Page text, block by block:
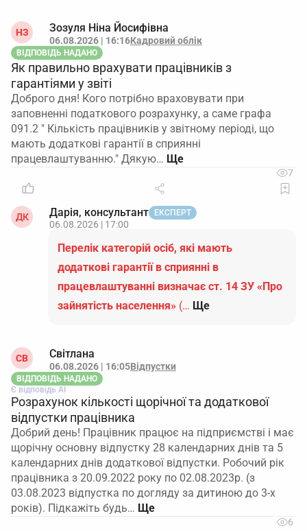
НЗ Зозуля Ніна Йосифівна
06.08.2026 | 16:16Кадровий облік
ВІДПОВІДЬ НАДАНО
Як правильно врахувати працівників з
гарантіями у звіті
Доброго дня! Кого потрібно враховувати при
заповненні податкового розрахунку, а саме графа
091.2 " Кількість працівників у звітному періоді, що
мають додаткові гарантії в сприянні
працевлаштуванню." Дякую…
7
ДК Дарія, консультант ЕКСПЕРТ
06.08.2026 | 17:00
Перелік категорій осіб, які мають
додаткові гарантії в сприянні в
працевлаштуванні визначає ст. 14 ЗУ «Про
зайнятість населення» (… Ще
СВ Світлана
06.08.2026 | 16:05Відпустки
ВІДПОВІДЬ НАДАНО
Є відповідь АІ
Розрахунок кількості щорічної та додаткової
відпустки працівника
Добрий день! Працівник працює на підприємстві і має
щорічну основну відпустку 28 календарних днів та 5
календарних днів додаткової відпустки. Робочий рік
працівника з 20.09.2022 року по 02.08.2023р. (з
03.08.2023 відпустка по догляду за дитиною до 3-х
років). Підкажіть будь…
6